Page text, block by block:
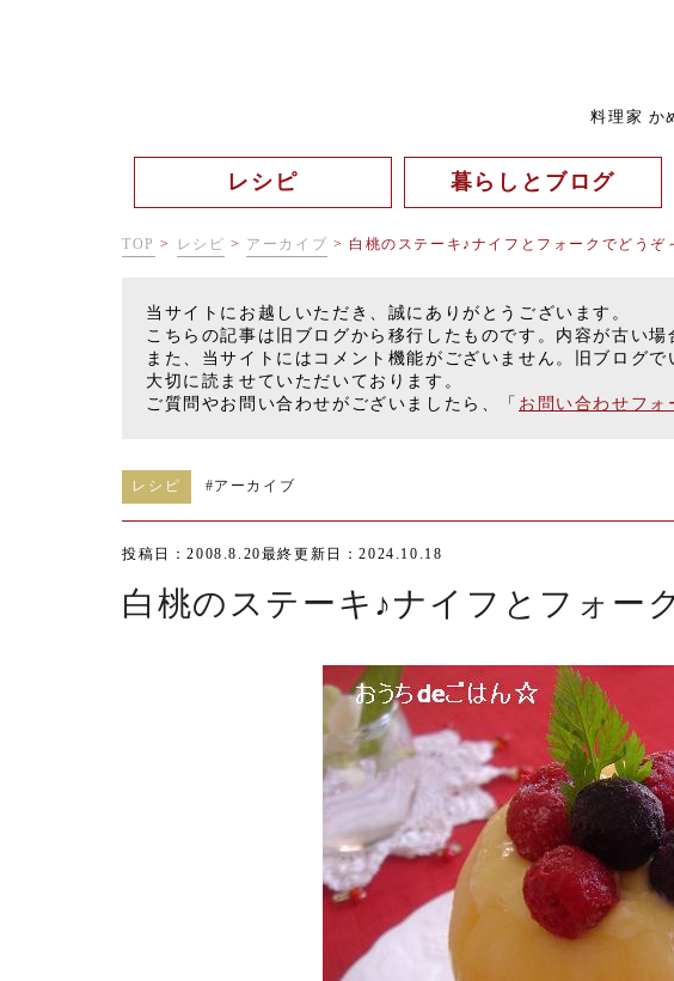
料理家 か
レシピ 暮らしとブログ
TOP > レシピ > アーカイブ >白桃のステーキ♪ナイフとフォークでどうぞ
当サイトにお越しいただき、誠にありがとうございます。
こちらの記事は旧ブログから移行したものです。内容が古い
また、当サイトにはコメント機能がございません。旧ブログ
大切に読ませていただいております。
ご質問やお問い合わせがございましたら、「 お問い合わせフォ
レシピ #アーカイブ
投稿日：2008.8.20最終更新日：2024.10.18
白桃のステーキ♪ナイフとフォー